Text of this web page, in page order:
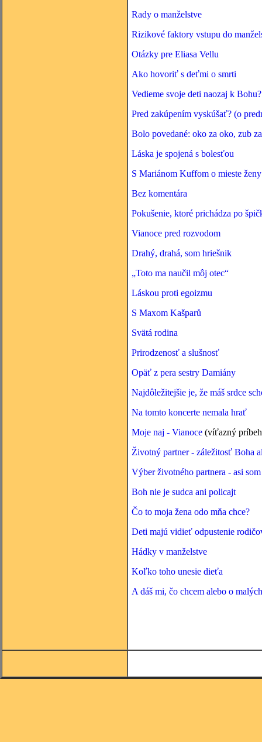
Rady o manželstve
Rizikové faktory vstupu do
Otázky pre Eliasa Vellu
Ako hovoriť s deťmi o smrti
Vedieme svoje deti naozaj k Bohu?
Pred zakúpením vyskúšať? (o
Bolo povedané: oko za oko, zub
Láska je spojená s bolesťou
S Mariánom Kuffom o mieste
Bez komentára
Pokušenie, ktoré prichádza po
Vianoce pred rozvodom
Drahý, drahá, som hriešnik
„Toto ma naučil môj otec“
Láskou proti egoizmu
S Maxom Kašparů
Svätá rodina
Prirodzenosť a slušnosť
Opäť z pera sestry Damiány
Najdôležitejšie je, že máš srdce
Na tomto koncerte nemala hrať
Moje naj - Vianoce (víťazný
Životný partner - záležitosť Boha
Výber životného partnera - asi
Boh nie je sudca ani policajt
Čo to moja žena odo mňa chce?
Deti majú vidieť odpustenie
Hádky v manželstve
Koľko toho unesie dieťa
A dáš mi, čo chcem alebo o